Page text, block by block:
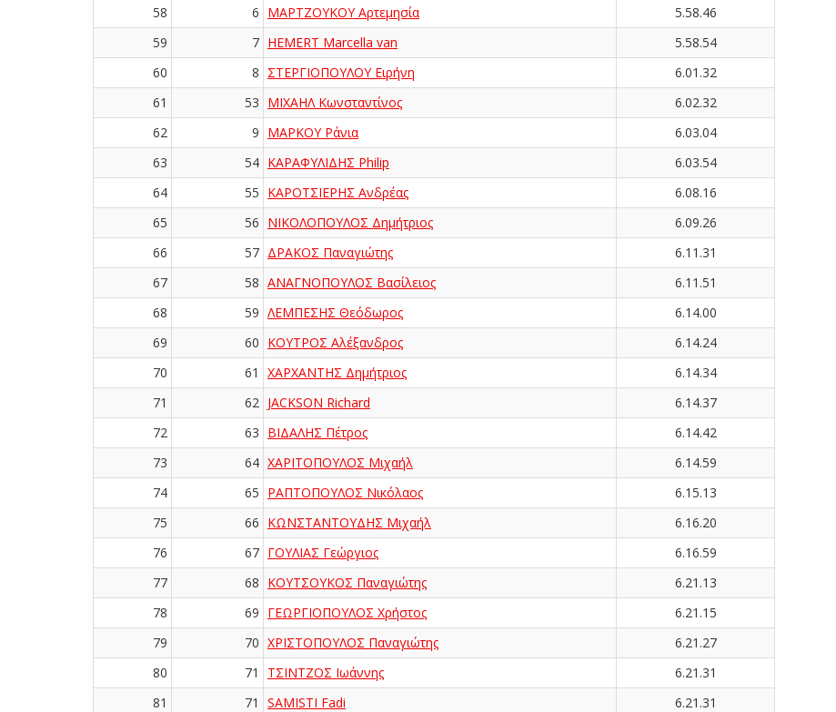
58
6 ΜΑΡΤΖΟΥΚΟΥ Αρτεμησία
5.58.46
59
7 HEMERT Marcella van
5.58.54
60
8 ΣΤΕΡΓΙΟΠΟΥΛΟΥ Ειρήνη
6.01.32
61
53 ΜΙΧΑΗΛ Κωνσταντίνος
6.02.32
62
9 ΜΑΡΚΟΥ Ράνια
6.03.04
63
54 ΚΑΡΑΦΥΛΙΔΗΣ Philip
6.03.54
64
55 ΚΑΡΟΤΣΙΕΡΗΣ Ανδρέας
6.08.16
65
56 ΝΙΚΟΛΟΠΟΥΛΟΣ Δημήτριος
6.09.26
66
57 ΔΡΑΚΟΣ Παναγιώτης
6.11.31
67
58 ΑΝΑΓΝΟΠΟΥΛΟΣ Βασίλειος
6.11.51
68
59 ΛΕΜΠΕΣΗΣ Θεόδωρος
6.14.00
69
60 ΚΟΥΤΡΟΣ Αλέξανδρος
6.14.24
70
61 ΧΑΡΧΑΝΤΗΣ Δημήτριος
6.14.34
71
62 JACKSON Richard
6.14.37
72
63 ΒΙΔΑΛΗΣ Πέτρος
6.14.42
73
64 ΧΑΡΙΤΟΠΟΥΛΟΣ Μιχαήλ
6.14.59
74
65 ΡΑΠΤΟΠΟΥΛΟΣ Νικόλαος
6.15.13
75
66 ΚΩΝΣΤΑΝΤΟΥΔΗΣ Μιχαήλ
6.16.20
76
67 ΓΟΥΛΙΑΣ Γεώργιος
6.16.59
77
68 ΚΟΥΤΣΟΥΚΟΣ Παναγιώτης
6.21.13
78
69 ΓΕΩΡΓΙΟΠΟΥΛΟΣ Χρήστος
6.21.15
79
70 ΧΡΙΣΤΟΠΟΥΛΟΣ Παναγιώτης
6.21.27
80
71 ΤΣΙΝΤΖΟΣ Ιωάννης
6.21.31
81
71 SAMISTI Fadi 6.21.31